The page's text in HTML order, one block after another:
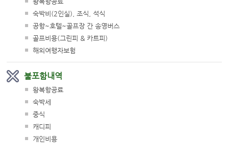
08/30 (일)
월 )
숙박비(2인실), 조식, 석식
공항~호텔~골프장 간 송영버스
골프비용(그린피 & 카트피)
해외여행자보험
불포함내역
왕복항공료
숙박세
중식
캐디피
개인비용